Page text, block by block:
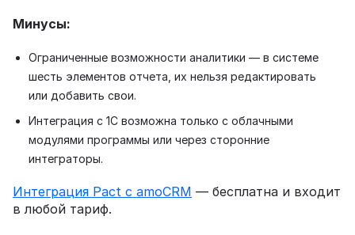
Минусы:
Ограниченные возможности аналитики — в системе
шесть элементов отчета, их нельзя редактировать
или добавить свои.
Интеграция с 1С возможна только с облачными
модулями программы или через сторонние
интеграторы.
Интеграция Pact с amoCRM — бесплатна и входит
в любой тариф.